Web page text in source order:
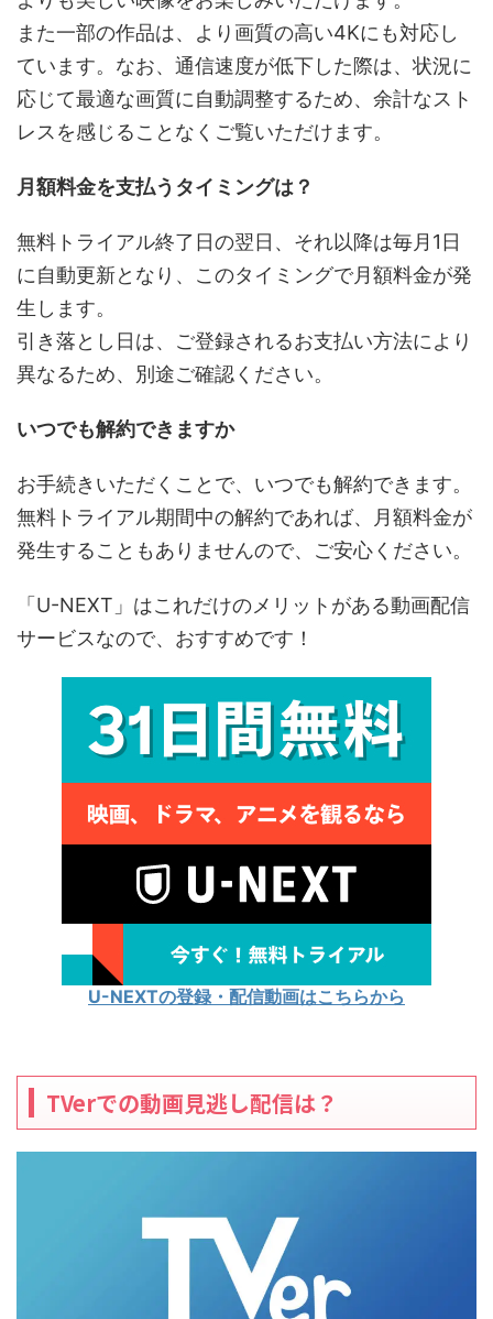
また一部の作品は、より画質の高い4Kにも対応し
ています。なお、通信速度が低下した際は、状況に
応じて最適な画質に自動調整するため、余計なスト
レスを感じることなくご覧いただけます。
月額料金を支払うタイミングは？
無料トライアル終了日の翌日、それ以降は毎月1日
に自動更新となり、このタイミングで月額料金が発
生します。
引き落とし日は、ご登録されるお支払い方法により
異なるため、別途ご確認ください。
いつでも解約できますか
お手続きいただくことで、いつでも解約できます。
無料トライアル期間中の解約であれば、月額料金が
発生することもありませんので、ご安心ください。
「U-NEXT」はこれだけのメリットがある動画配信
サービスなので、おすすめです！
U-NEXTの登録・配信動画はこちらから
TVerでの動画見逃し配信は？